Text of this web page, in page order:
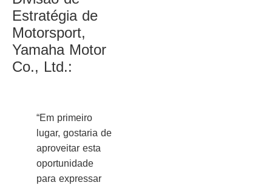
Estratégia de
Motorsport,
Yamaha Motor
Co., Ltd.:
“Em primeiro
lugar, gostaria de
aproveitar esta
oportunidade
para expressar